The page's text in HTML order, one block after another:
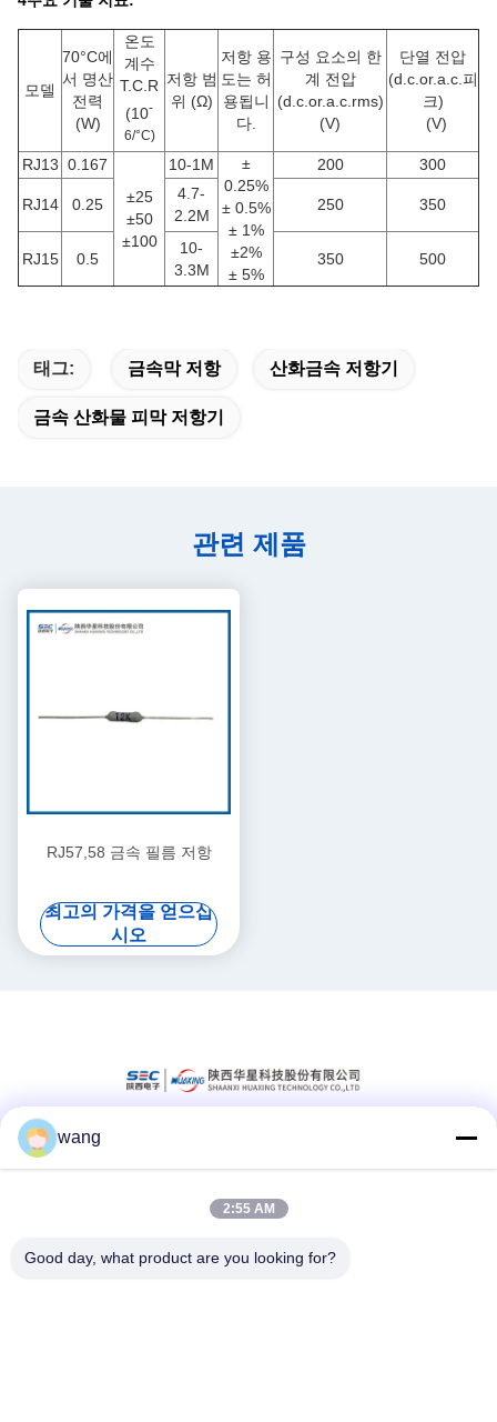
모델
70°C에
서 명산
전력
(W)
온도
계수
T.C.R
(10-
6/°C)
저항 범
위 (Ω)
저항 용
도는 허
용됩니
다.
구성 요소의 한
계 전압
(d.c.or.a.c.rms)
(V)
단열 전압
(d.c.or.a.c.피
크)
(V)
RJ13 0.167
±25
±50
±100
10-1M
±
0.25%
± 0.5%
± 1%
±2%
± 5%
200 300
RJ14 0.25
4.7-
2.2M
250 350
RJ15 0.5
10-
3.3M
350 500
태그: 금속막 저항 산화금속 저항기
금속 산화물 피막 저항기
관련 제품
RJ57,58 금속 필름 저항
최고의 가격을 얻으십
시오
소셜 미디어
빠른 연락
wang
2:55 AM
Good day, what product are you looking for?